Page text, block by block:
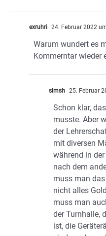
exruhri 24. Februar 2022
Warum wundert es
Kommerntar wieder
slmsh 25. Februar
Schon klar,
musste. Aber
der
mit diversen
während in
nach dem
muss man
nicht alles
muss man
der Turnhalle,
ist, die